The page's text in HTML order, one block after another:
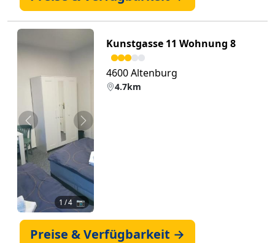
Zurück Weiter
1 / 4 📷
Kunstgasse 11 Wohnung 8
4600 Altenburg
4.7km
Preise & Verfügbarkeit →